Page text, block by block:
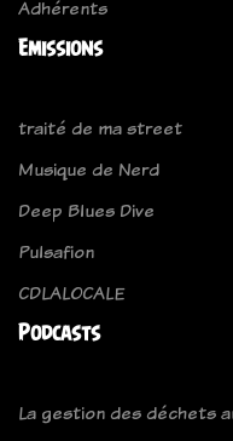
Adhérents
Emissions
traité de ma street
Musique de Nerd
Deep Blues Dive
Pulsafion
CDLALOCALE
Podcasts
La gestion des déchets